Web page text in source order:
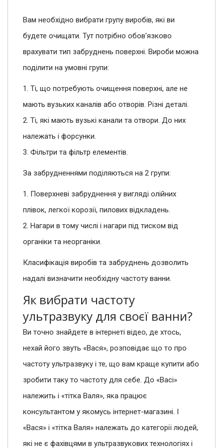
Вам необхідно вибрати групу виробів, які ви
будете очищати. Тут потрібно обов'язково
врахувати тип забруднень поверхні. Вироби можна
поділити на умовні групи:
1. Ті, що потребують очищення поверхні, але не
мають вузьких каналів або отворів. Різні деталі.
2. Ті, які мають вузькі канали та отвори. До них
належать і форсунки.
3. Фільтри та фільтр елементів.
За забрудненнями поділяються на 2 групи:
1. Поверхневі забруднення у вигляді олійних
плівок, легкої корозії, пилових відкладень.
2. Нагари в тому числі і нагари під тиском від
органіки та неорганіки.
Класифікація виробів та забруднень дозволить
надалі визначити необхідну частоту ванни.
Як вибрати частоту
ультразвуку для своєї ванни?
Ви точно знайдете в інтернеті відео, де хтось,
нехай його звуть «Вася», розповідає що то про
частоту ультразвуку і те, що вам краще купити або
зробити таку то частоту для себе. До «Васі»
належить і «тітка Валя», яка працює
консультантом у якомусь інтернет-магазині. І
«Вася» і «тітка Валя» належать до категорії людей,
які не є фахівцями в ультразвукових технологіях і